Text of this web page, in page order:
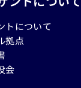
トについて
拠点
会